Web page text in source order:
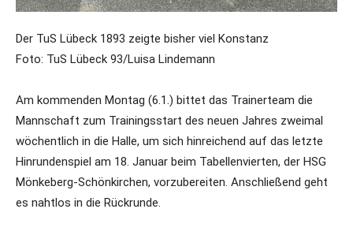
Der TuS Lübeck 1893 zeigte bisher viel Konstanz
Foto: TuS Lübeck 93/Luisa Lindemann
Am kommenden Montag (6.1.) bittet das Trainerteam die
Mannschaft zum Trainingsstart des neuen Jahres zweimal
wöchentlich in die Halle, um sich hinreichend auf das letzte
Hinrundenspiel am 18. Januar beim Tabellenvierten, der HSG
Mönkeberg-Schönkirchen, vorzubereiten. Anschließend geht
es nahtlos in die Rückrunde.